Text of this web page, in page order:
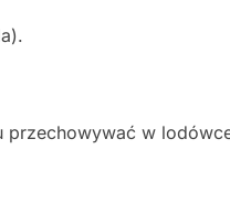
przechowywać w